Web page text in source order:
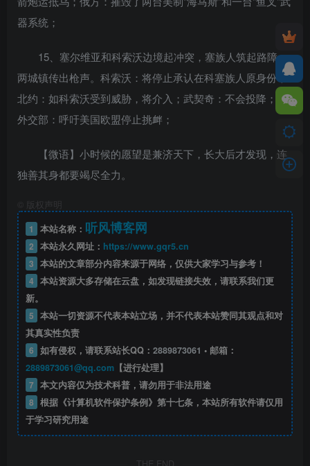
器系统；
15、塞尔维亚和科索沃边境起冲突，塞族人筑起路障，
两城镇传出枪声。科索沃：将停止承认在科塞族人原身份；
北约：如科索沃受到威胁，将介入；武契奇：不会投降；俄
外交部：呼吁美国欧盟停止挑衅；
【微语】小时候的愿望是兼济天下，长大后才发现，连
独善其身都要竭尽全力。
版权声明
1
本站名称： 听风博客网
2 本站永久网址： https://www.gqr5.cn
3 本站的文章部分内容来源于网络，仅供大家学习与参考！
4 本站资源大多存储在云盘，如发现链接失效，请联系我们更
新。
5 本站一切资源不代表本站立场，并不代表本站赞同其观点和对
其真实性负责
6 如有侵权，请联系站长QQ： 2889873061 • 邮箱：
2889873061@qq.com【进行处理】
7 本文内容仅为技术科普，请勿用于非法用途
8 根据《计算机软件保护条例》第十七条，本站所有软件请仅用
于学习研究用途